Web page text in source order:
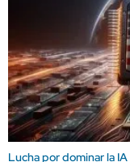
Lucha por dominar la IA